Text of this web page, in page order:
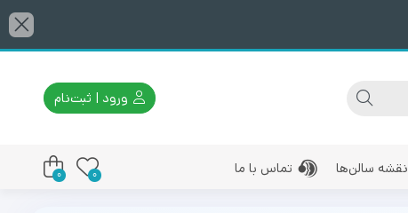
ورود | ثبت‌نام
نقشه سالن‌ها تماس با ما 0
0